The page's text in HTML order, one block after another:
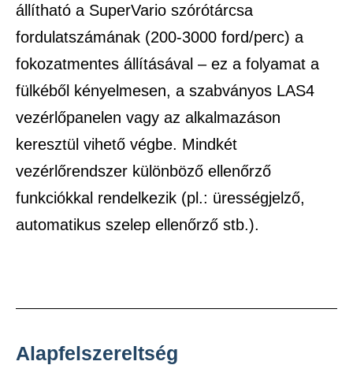
állítható a SuperVario szórótárcsa
fordulatszámának (200-3000 ford/perc) a
fokozatmentes állításával – ez a folyamat a
fülkéből kényelmesen, a szabványos LAS4
vezérlőpanelen vagy az alkalmazáson
keresztül vihető végbe. Mindkét
vezérlőrendszer különböző ellenőrző
funkciókkal rendelkezik (pl.: ürességjelző,
automatikus szelep ellenőrző stb.).
Alapfelszereltség